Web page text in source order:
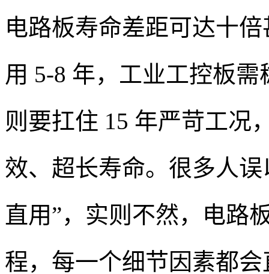
电路板寿命差距可达十
用 5-8 年，工业工控板
则要扛住 15 年严苛工况
效、超长寿命。很多人
直用”，实则不然，电路
程，每一个细节因素都